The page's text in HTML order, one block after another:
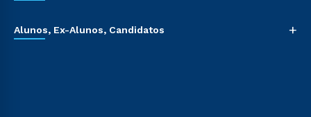
Alunos, Ex-Alunos, Candidatos +